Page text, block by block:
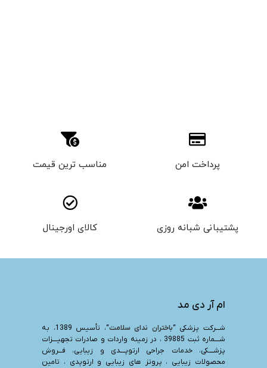
پرداخت امن مناسب ترین قیمت
پشتیبانی شبانه روزی کالای اورجینال
ام آر دی مد
شـــرکت پزشکی “باختران ندای سلامت
“، تأسیس 1389، به
شــــماره ثبت 39885 ، در زمینه واردات و صادرات تجهیــــزات
پزشــــکی، خدمات جراحی ارتوپــــدی و زیبایی، فـــروش
محصولات زیبایی ، پروتز های زیبایی و ارتوپدی ، تامین